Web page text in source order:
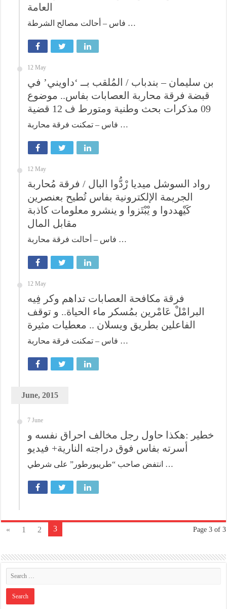
العامة
فاس – أحالت مصالح الشرطة …
12 May
بن سليمان – بندباب / المُلقب بــ ‘داويني’ في
قبضة فرقة محاربة العصابات بفاس.. موضوع
09 مذكرات بحث وطنية ومتورط ف 12 قضية
فاس – تمكنت فرقة محاربة …
12 May
رواد السوشل ميديا رْدُّوا البال / فرقة مُحاربة
الجريمة الإلكترونية بفاس تُطيح بعنصرين
كَيْهددوا و يْبْتَزوا و ينشرو معلومات كاذبة
مقابل المال
فاس – أحالت فرقة محاربة …
12 May
فرقة مكافحة العصابات تداهم وكر فِيه
البرامْلْ عَامْرين بمُسكر ماء الحياة.. و توقف
الفاعلين بطريق ويسلان .. معطيات مثيرة
فاس – تمكنت فرقة محاربة …
June, 2015
7 June
خطير :هكذا حاول رجل مخالف احراق نفسه و
أسرته بفاس فوق دراجته النارية+ فيديو
انتفض صاحب “طريبورطور” على شرطي …
Page 3 of 3
« 1 2 3